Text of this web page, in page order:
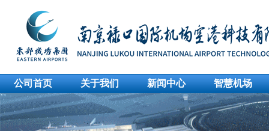
公司首页 关于我们 新闻中心 智慧机场